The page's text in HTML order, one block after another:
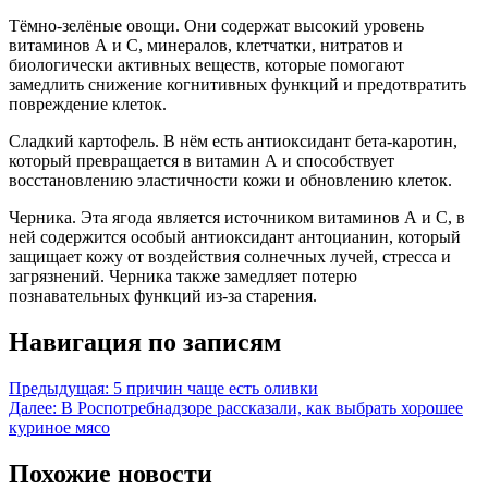
Тёмно-зелёные овощи. Они содержат высокий уровень
витаминов А и С, минералов, клетчатки, нитратов и
биологически активных веществ, которые помогают
замедлить снижение когнитивных функций и предотвратить
повреждение клеток.
Сладкий картофель. В нём есть антиоксидант бета-каротин,
который превращается в витамин А и способствует
восстановлению эластичности кожи и обновлению клеток.
Черника. Эта ягода является источником витаминов А и С, в
ней содержится особый антиоксидант антоцианин, который
защищает кожу от воздействия солнечных лучей, стресса и
загрязнений. Черника также замедляет потерю
познавательных функций из-за старения.
Навигация по записям
Предыдущая: 5 причин чаще есть оливки
Далее: В Роспотребнадзоре рассказали, как выбрать хорошее
куриное мясо
Похожие новости